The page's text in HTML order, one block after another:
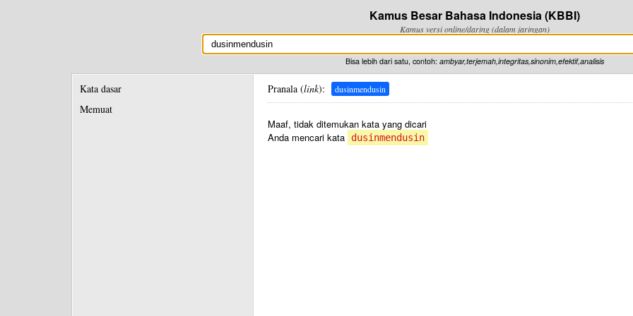
Kamus Besar Bahasa Indonesia (KBBI)
Kamus versi online/daring (dalam jaringan)
Bisa lebih dari satu, contoh: ambyar,terjemah,integritas,sinonim,efektif,analisis
Kata dasar
Memuat
Pranala (link): dusinmendusin
Maaf, tidak ditemukan kata yang dicari
Anda mencari kata
dusinmendusin